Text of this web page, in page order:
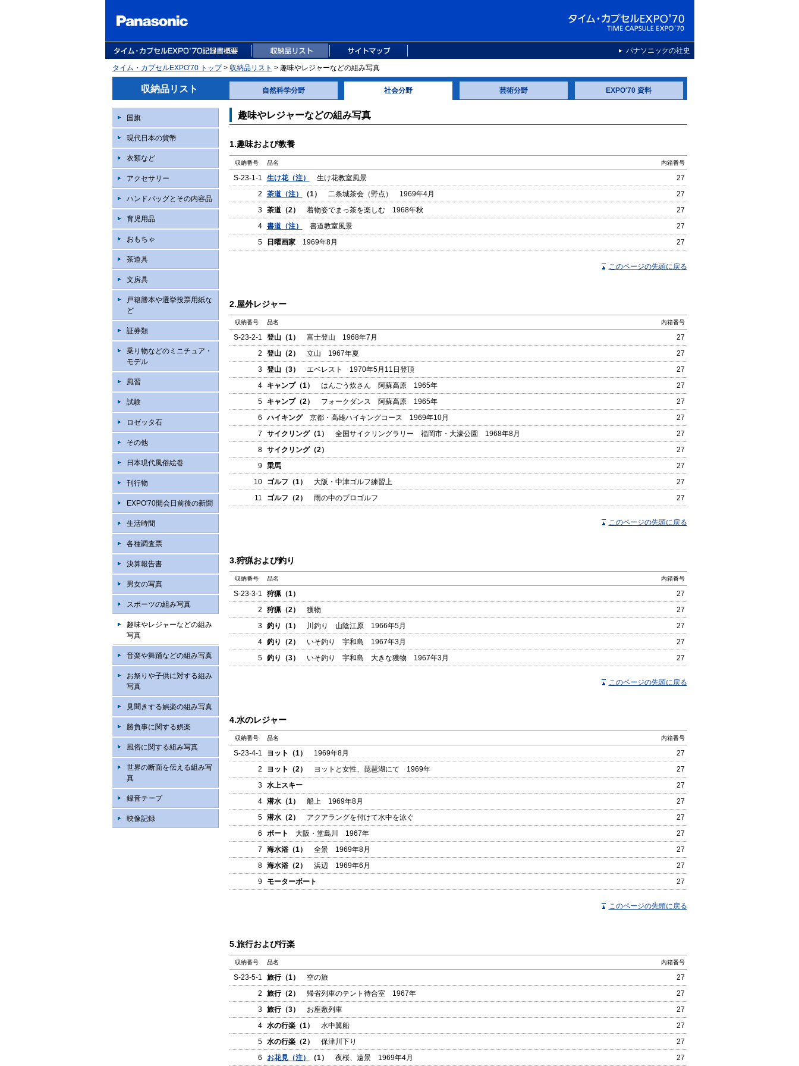
パナソニックの社史
タイム・カプセルEXPO'70 トップ> 収納品リスト > 趣味やレジャーなどの組み写真
収納品リスト 自然科学分野 社会分野 芸術分野 EXPO'70 資料
国旗
現代日本の貨幣
衣類など
アクセサリー
ハンドバッグとその内容品
育児用品
おもちゃ
茶道具
文房具
戸籍謄本や選挙投票用紙な
ど
証券類
乗り物などのミニチュア・
モデル
風習
試験
ロゼッタ石
その他
日本現代風俗絵巻
刊行物
EXPO'70開会日前後の新聞
生活時間
各種調査票
決算報告書
男女の写真
スポーツの組み写真
趣味やレジャーなどの組み
写真
音楽や舞踊などの組み写真
お祭りや子供に対する組み
写真
見聞きする娯楽の組み写真
勝負事に関する娯楽
風俗に関する組み写真
世界の断面を伝える組み写
真
録音テープ
映像記録
趣味やレジャーなどの組み写真
1.趣味および教養
収納番号 品名 内箱番号
S-23-1-1 生け花（注） 生け花教室風景
27
2
茶道（注） （1） 二条城茶会（野点） 1969年4月
27
3
茶道（2） 着物姿でまっ茶を楽しむ 1968年秋
27
4
書道（注） 書道教室風景
27
5
日曜画家1969年8月 27
このページの先頭に戻る
2.屋外レジャー
収納番号 品名 内箱番号
S-23-2-1 登山（1） 富士登山 1968年7月
27
2
登山（2） 立山 1967年夏
27
3
登山（3） エベレスト 1970年5月11日登頂
27
4
キャンプ（1） はんごう炊さん 阿蘇高原 1965年
27
5
キャンプ（2） フォークダンス 阿蘇高原 1965年
27
6
ハイキング京都・高雄ハイキングコース 1969年10月
27
7
サイクリング（1） 全国サイクリングラリー 福岡市・大濠公園 1968年8月
27
8
サイクリング（2）
27
9
乗馬
27
10
ゴルフ（1） 大阪・中津ゴルフ練習上
27
11
ゴルフ（2） 雨の中のプロゴルフ 27
このページの先頭に戻る
3.狩猟および釣り
収納番号 品名 内箱番号
S-23-3-1 狩猟（1）
27
2
狩猟（2） 獲物
27
3
釣り（1） 川釣り 山陰江原 1966年5月
27
4
釣り（2） いそ釣り 宇和島 1967年3月
27
5
釣り（3） いそ釣り 宇和島 大きな獲物 1967年3月 27
このページの先頭に戻る
4.水のレジャー
収納番号 品名 内箱番号
S-23-4-1 ヨット（1） 1969年8月
27
2
ヨット（2） ヨットと女性、琵琶湖にて 1969年
27
3
水上スキー
27
4
潜水（1） 船上 1969年8月
27
5
潜水（2） アクアラングを付けて水中を泳ぐ
27
6
ボート 大阪・堂島川 1967年
27
7
海水浴（1） 全景 1969年8月
27
8
海水浴（2） 浜辺 1969年6月
27
9
モーターボート 27
このページの先頭に戻る
5.旅行および行楽
収納番号 品名 内箱番号
S-23-5-1 旅行（1） 空の旅
27
2
旅行（2） 帰省列車のテント待合室 1967年
27
3
旅行（3） お座敷列車
27
4
水の行楽（1） 水中翼船
27
5
水の行楽（2） 保津川下り
27
6
お花見（注） （1） 夜桜、遠景 1969年4月 27